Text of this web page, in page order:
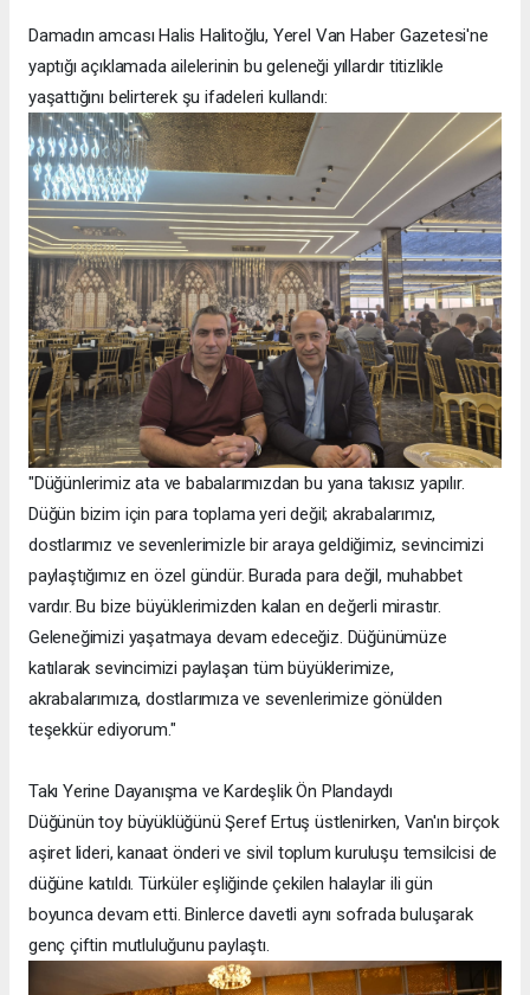
Damadın amcası Halis Halitoğlu, Yerel Van Haber Gazetesi'ne
yaptığı açıklamada ailelerinin bu geleneği yıllardır titizlikle
yaşattığını belirterek şu ifadeleri kullandı:
"Düğünlerimiz ata ve babalarımızdan bu yana takısız yapılır.
Düğün bizim için para toplama yeri değil; akrabalarımız,
dostlarımız ve sevenlerimizle bir araya geldiğimiz, sevincimizi
paylaştığımız en özel gündür. Burada para değil, muhabbet
vardır. Bu bize büyüklerimizden kalan en değerli mirastır.
Geleneğimizi yaşatmaya devam edeceğiz. Düğünümüze
katılarak sevincimizi paylaşan tüm büyüklerimize,
akrabalarımıza, dostlarımıza ve sevenlerimize gönülden
teşekkür ediyorum."
Takı Yerine Dayanışma ve Kardeşlik Ön Plandaydı
Düğünün toy büyüklüğünü Şeref Ertuş üstlenirken, Van'ın birçok
aşiret lideri, kanaat önderi ve sivil toplum kuruluşu temsilcisi de
düğüne katıldı. Türküler eşliğinde çekilen halaylar ili gün
boyunca devam etti. Binlerce davetli aynı sofrada buluşarak
genç çiftin mutluluğunu paylaştı.